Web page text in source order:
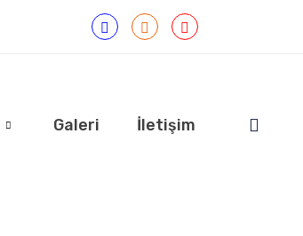
Galeri İletişim